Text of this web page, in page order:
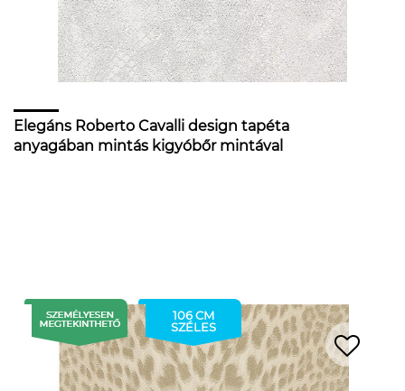
Elegáns Roberto Cavalli design tapéta
anyagában mintás kigyóbőr mintával
106 CM
SZÉLES